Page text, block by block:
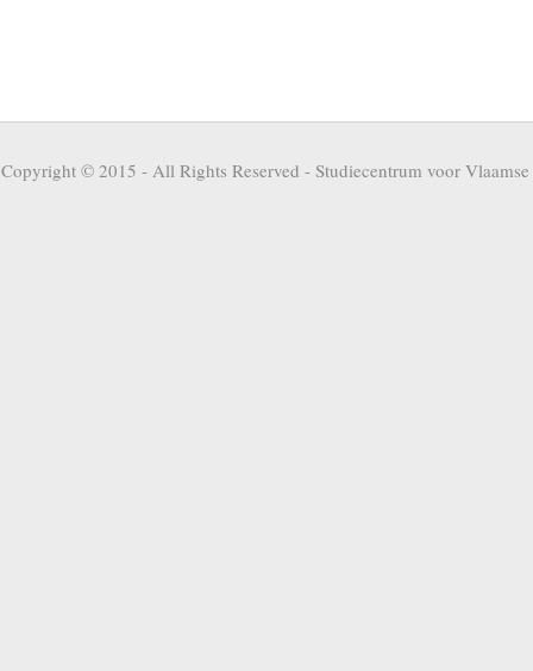
Copyright © 2015 - All Rights Reserved - Studiecentrum voor